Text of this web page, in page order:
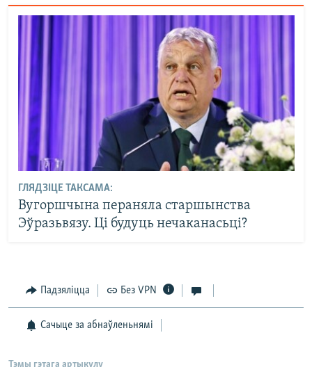
ГЛЯДЗІЦЕ ТАКСАМА:
Вугоршчына пераняла старшынства
Эўразьвязу. Ці будуць нечаканасьці?
Падзяліцца Без VPN
Сачыце за абнаўленьнямі
Тэмы гэтага артыкулу